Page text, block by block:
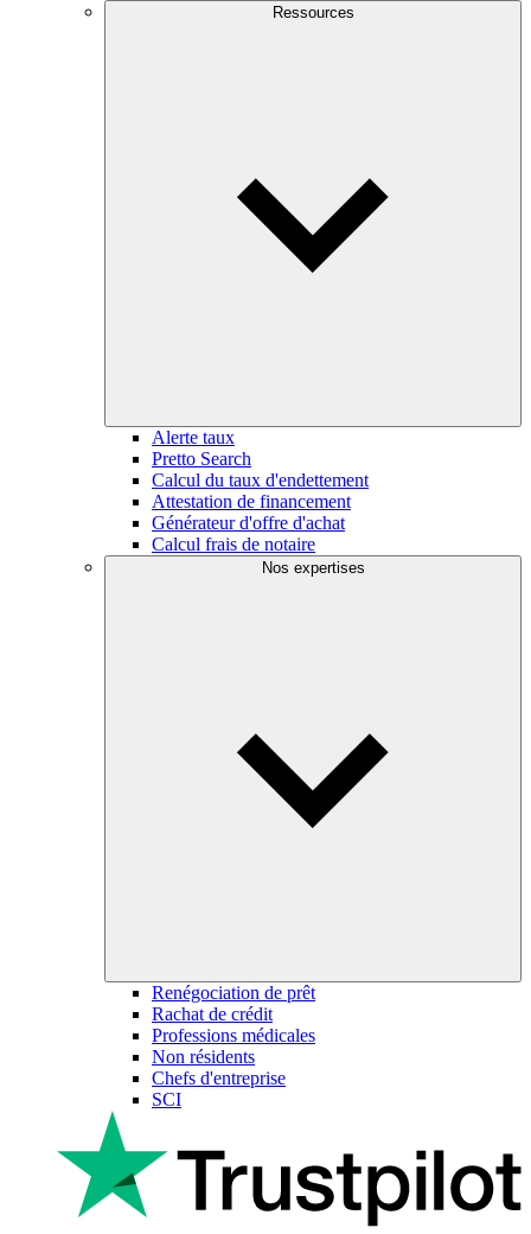
Ressources
Alerte taux
Pretto Search
Calcul du taux d'endettement
Attestation de financement
Générateur d'offre d'achat
Calcul frais de notaire
Nos expertises
Renégociation de prêt
Rachat de crédit
Professions médicales
Non résidents
Chefs d'entreprise
SCI